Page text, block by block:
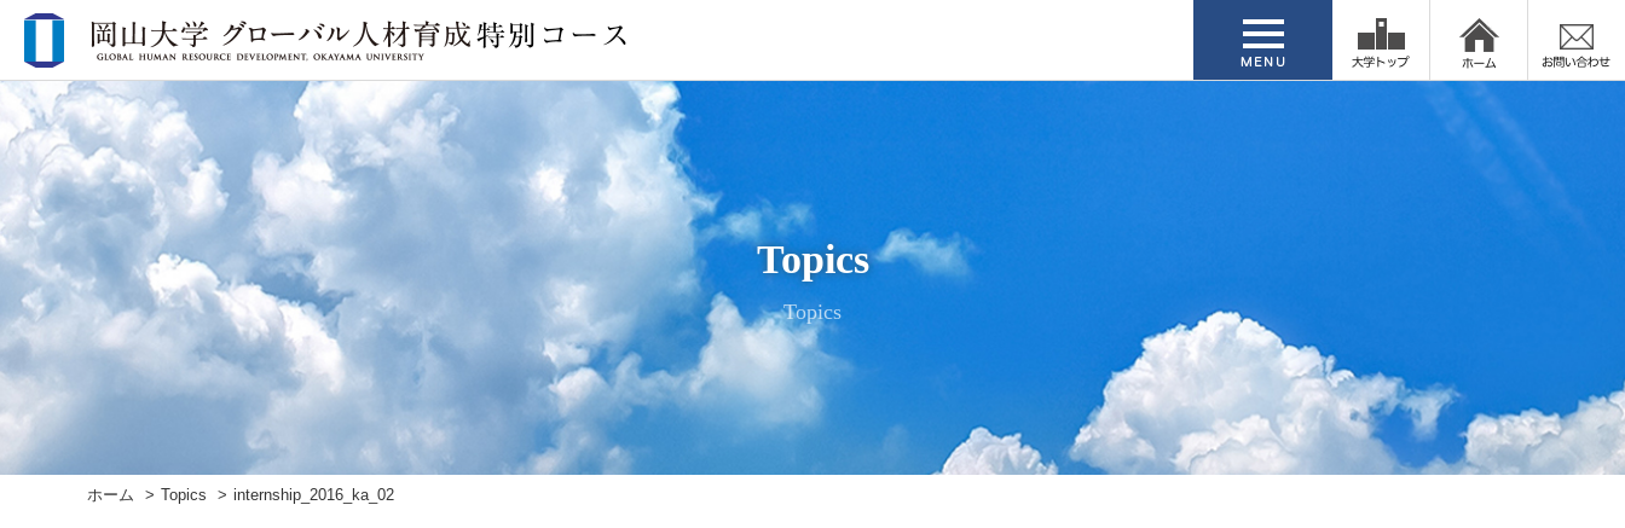
Topics
Topics
ホーム Topics internship_2016_ka_02